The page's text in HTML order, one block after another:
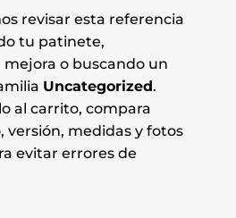
revisar esta referencia
tu patinete,
o buscando un
Uncategorized.
al carrito, compara
versión, medidas y fotos
evitar errores de